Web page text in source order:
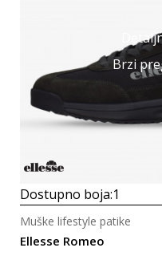
Brzi
Dostupno boja:1
Ellesse Romeo
Muške lifestyle patike